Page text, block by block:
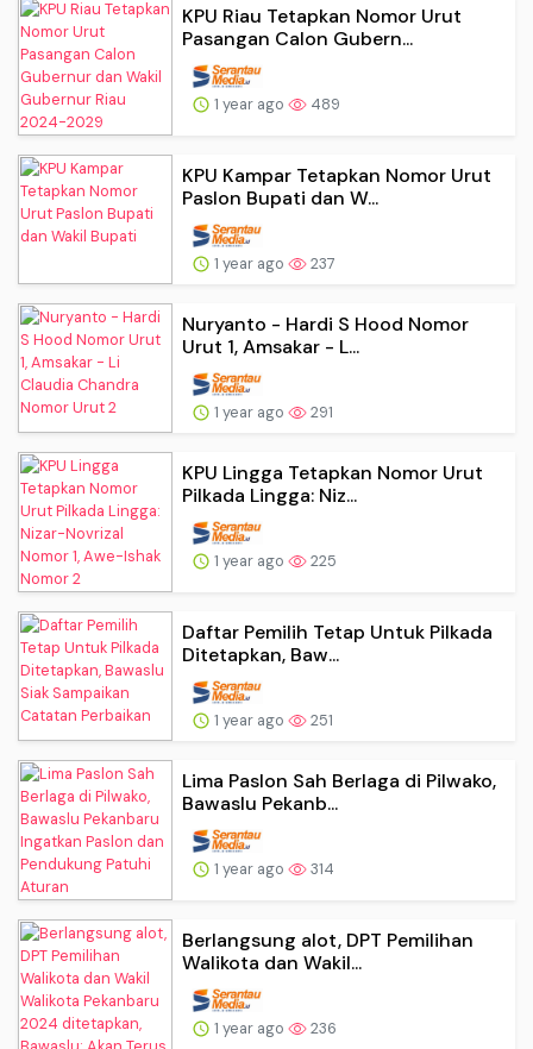
KPU Riau Tetapkan Nomor Urut
Pasangan Calon Gubern...
1 year ago 489
KPU Kampar Tetapkan Nomor Urut
Paslon Bupati dan W...
1 year ago 237
Nuryanto - Hardi S Hood Nomor
Urut 1, Amsakar - L...
1 year ago 291
KPU Lingga Tetapkan Nomor Urut
Pilkada Lingga: Niz...
1 year ago 225
Daftar Pemilih Tetap Untuk Pilkada
Ditetapkan, Baw...
1 year ago 251
Lima Paslon Sah Berlaga di Pilwako,
Bawaslu Pekanb...
1 year ago 314
Berlangsung alot, DPT Pemilihan
Walikota dan Wakil...
1 year ago 236